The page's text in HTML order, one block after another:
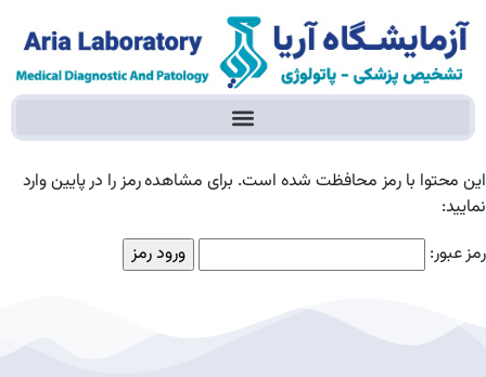
این محتوا با رمز محافظت شده است. برای مشاهده رمز را در پایین وارد
نمایید:
رمز عبور: